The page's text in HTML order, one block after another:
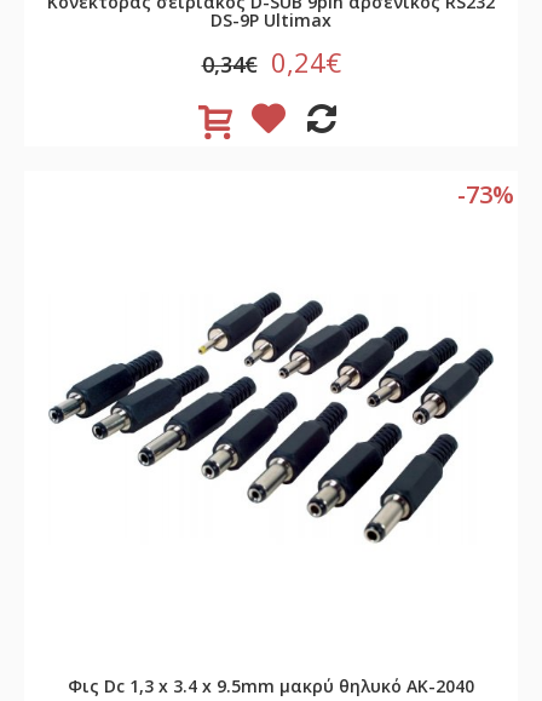
DS-9P Ultimax
0,34€ 0,24€
-73%
Φις Dc 1,3 x 3.4 x 9.5mm μακρύ θηλυκό AK-2040